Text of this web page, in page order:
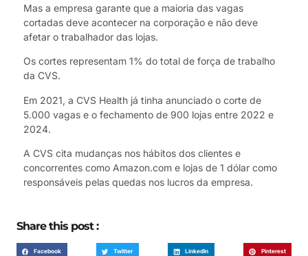
Mas a empresa garante que a maioria das vagas
cortadas deve acontecer na corporação e não deve
afetar o trabalhador das lojas.
Os cortes representam 1% do total de força de trabalho
da CVS.
Em 2021, a CVS Health já tinha anunciado o corte de
5.000 vagas e o fechamento de 900 lojas entre 2022 e
2024.
A CVS cita mudanças nos hábitos dos clientes e
concorrentes como Amazon.com e lojas de 1 dólar como
responsáveis pelas quedas nos lucros da empresa.
Share this post :
Facebook Twitter LinkedIn Pinterest